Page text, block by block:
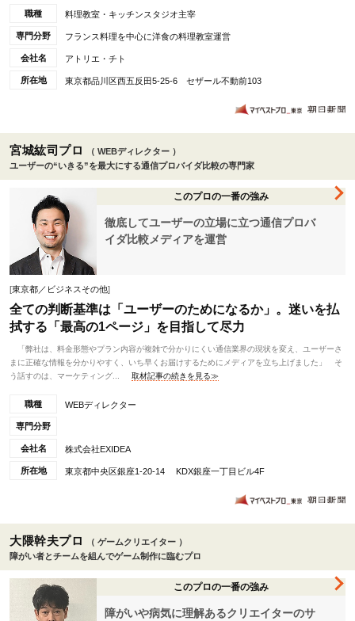
職種 料理教室・キッチンスタジオ主宰
専門分野 フランス料理を中心に洋食の料理教室運営
会社名 アトリエ・チト
所在地 東京都品川区西五反田5-25-6 セザール不動前103
宮城紘司プロ
（ WEBディレクター ）
ユーザーの“いきる”を最大にする通信プロバイダ比較の専門家
このプロの一番の強み
徹底してユーザーの立場に立つ通信プロバ
イダ比較メディアを運営
[東京都／ビジネスその他]
全ての判断基準は「ユーザーのためになるか」。迷いを払
拭する「最高の1ページ」を目指して尽力
「弊社は、料金形態やプラン内容が複雑で分かりにくい通信業界の現状を変え、ユーザーさ
まに正確な情報を分かりやすく、いち早くお届けするためにメディアを立ち上げました」 そ
う話すのは、マーケティング...
取材記事の続きを見る≫
職種 WEBディレクター
専門分野
会社名 株式会社EXIDEA
所在地 東京都中央区銀座1-20-14 KDX銀座一丁目ビル4F
大隈幹夫プロ
（ ゲームクリエイター ）
障がい者とチームを組んでゲーム制作に臨むプロ
このプロの一番の強み
障がいや病気に理解あるクリエイターのサ